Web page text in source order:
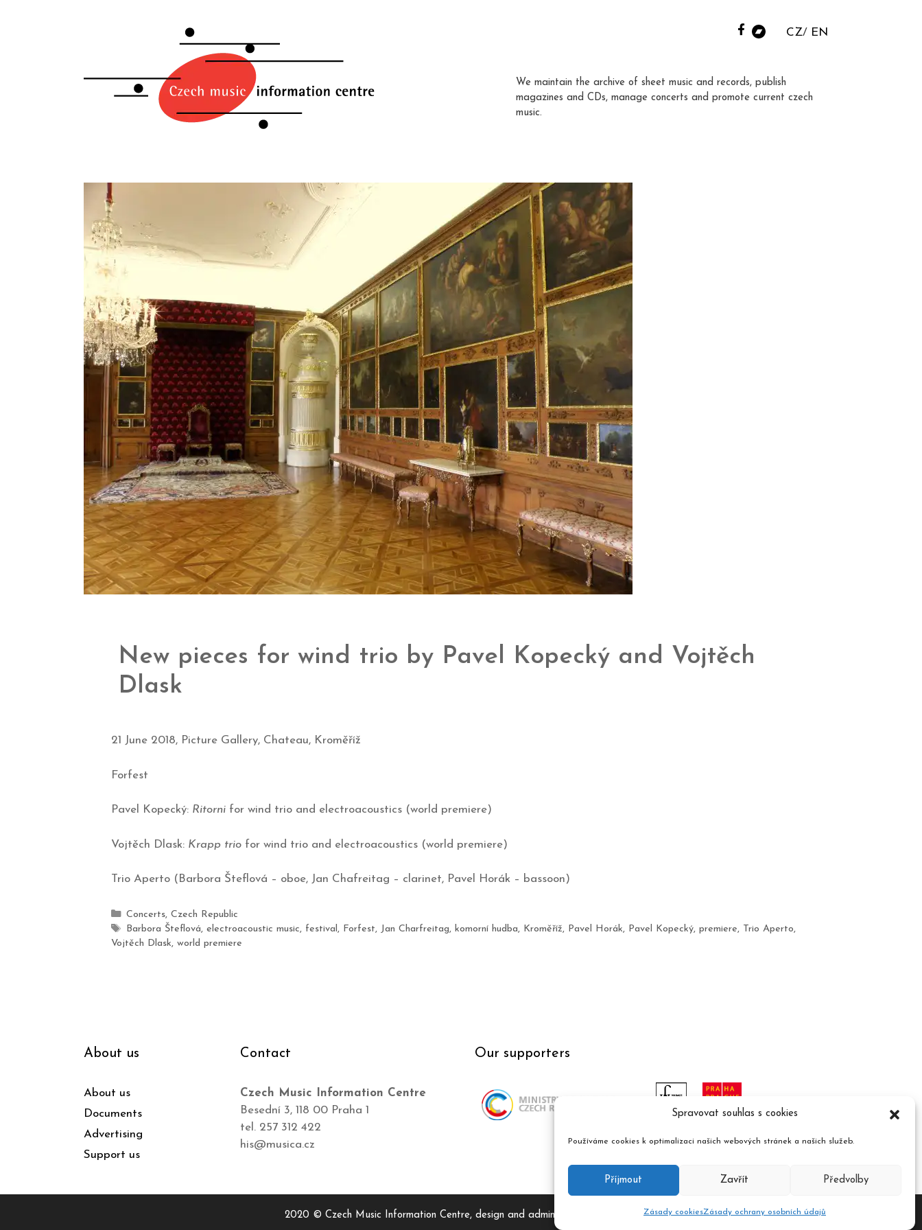
Spravovat souhlas s cookies
Používáme cookies k optimalizaci našich webových stránek a našich služeb.
Příjmout Zavřít Předvolby
Zásady cookiesZásady ochrany osobních údajů
CZ EN
We maintain the archive of sheet music and records, publish
magazines and CDs, manage concerts and promote current czech
music.
New pieces for wind trio by Pavel Kopecký and Vojtěch
Dlask
21 June 2018, Picture Gallery, Chateau, Kroměříž
Forfest
Pavel Kopecký: Ritorni for wind trio and electroacoustics (world premiere)
Vojtěch Dlask: Krapp trio for wind trio and electroacoustics (world premiere)
Trio Aperto (Barbora Šteflová – oboe, Jan Chafreitag – clarinet, Pavel Horák – bassoon)
Concerts, Czech Republic
Barbora Šteflová, electroacoustic music, festival , Forfest, Jan Charfreitag, komorní hudba, Kroměříž, Pavel Horák, Pavel Kopecký, premiere, Trio Aperto,
Vojtěch Dlask, world premiere
About us
About us
Documents
Advertising
Support us
Contact
Czech Music Information Centre
Besední 3, 118 00 Praha 1
tel. 257 312 422
his@musica.cz
Our supporters
2020 © Czech Music Information Centre, design and admin